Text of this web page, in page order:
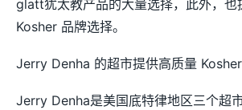
glatt犹太教产品的大量选择，此外，也
Kosher 品牌选择。
Jerry Denha 的超市提供高质量
Jerry Denha是美国底特律地区三个超